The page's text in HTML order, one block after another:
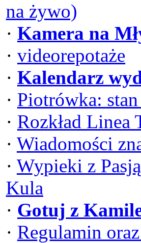
na żywo)
· Kamera na
· videorepotaże
· Kalendarz
· Piotrówka:
· Rozkład Linea
· Wiadomości
· Wypieki z
Kula
· Gotuj z
· Regulamin